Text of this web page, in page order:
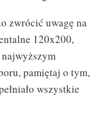
zwrócić uwagę na
120x200,
pamiętaj o tym,
wszystkie